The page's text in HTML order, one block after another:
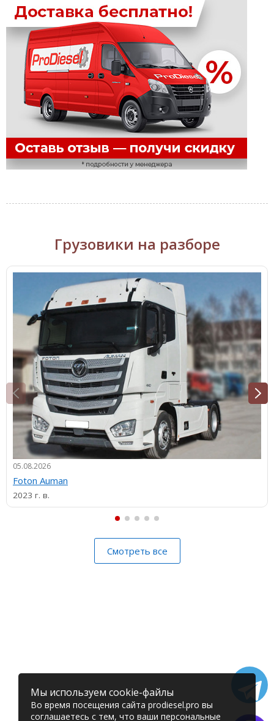
Грузовики на разборе
05.08.2026
Foton Auman
2023 г. в.
Смотреть все
Мы используем cookie-файлы
Во время посещения сайта prodiesel.pro вы
соглашаетесь с тем, что ваши персональные